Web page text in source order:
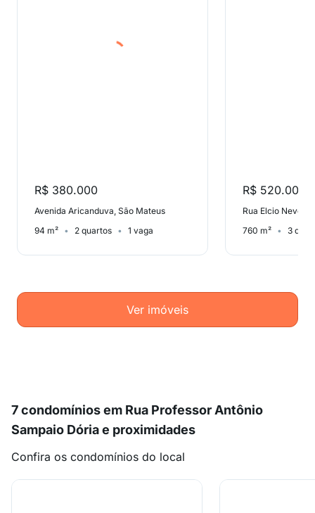
R$ 380.000
Avenida Aricanduva, São Mateus
94 m²
2 quartos 1 vaga
R$ 520.000
760 m² 3
Ver imóveis
7 condomínios em Rua Professor Antônio
Sampaio Dória e proximidades
Confira os condomínios do local